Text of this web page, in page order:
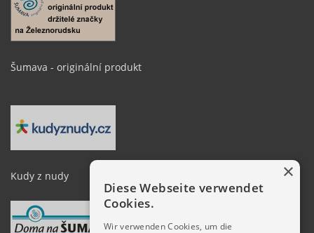
Šumava - originální produkt
Kudy z nudy ×
Diese Webseite verwendet
Cookies.
Wir verwenden Cookies, um die